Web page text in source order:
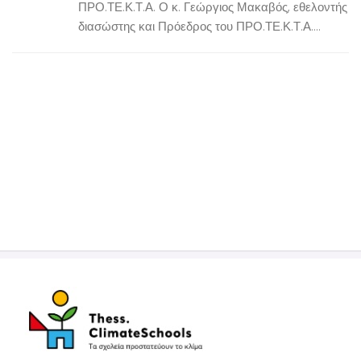
ΠΡΟ.ΤΕ.Κ.Τ.Α. Ο κ. Γεώργιος Μακαβός, εθελοντής
διασώστης και Πρόεδρος του ΠΡΟ.ΤΕ.Κ.Τ.Α....